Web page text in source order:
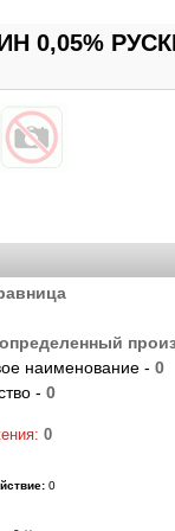
0,05%
наименование - 0
- 0
0
0